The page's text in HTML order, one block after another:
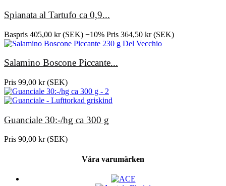
Spianata al Tartufo ca 0,9...
Baspris 405,00 kr (SEK) −10% Pris 364,50 kr (SEK)
Salamino Boscone Piccante...
Pris 99,00 kr (SEK)
Guanciale 30:-/hg ca 300 g
Pris 90,00 kr (SEK)
Våra varumärken